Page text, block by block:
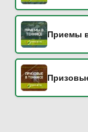
Приемы